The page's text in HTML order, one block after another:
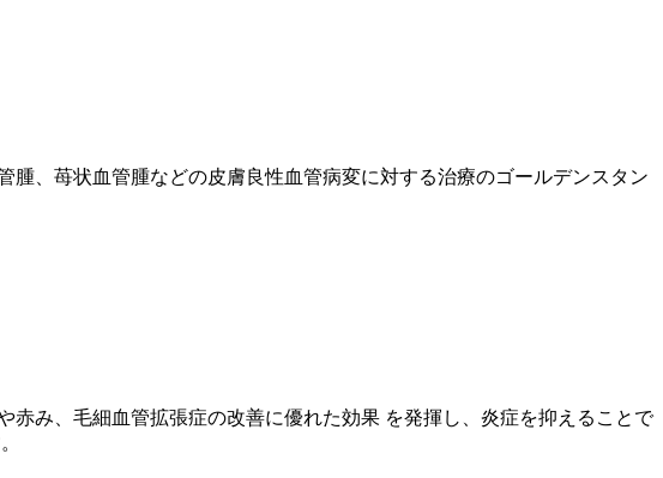
、苺状血管腫などの皮膚良性血管病変に対する治療のゴールデンスタン
赤み、毛細血管拡張症の改善に優れた効果 を発揮し、炎症を抑えることで